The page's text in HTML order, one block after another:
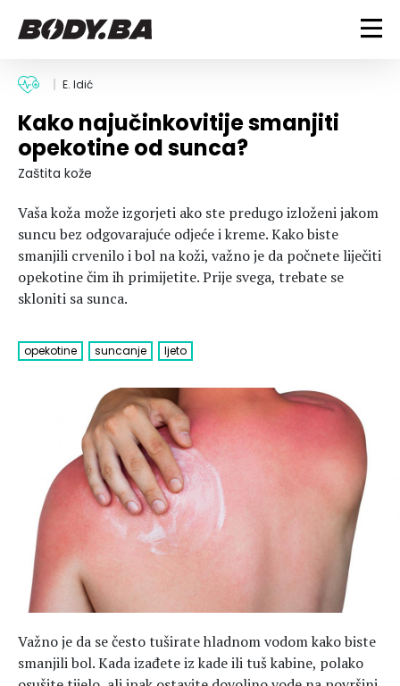
FITNESS
Vježbanje
Mršanje
Discipline
BODYBUILDING
Trening i vježbe
Savjeti
Ostalo
ISHRANA
Dijete
Nutricionizam
Recepti
Suplementi
ZDRAVLJE
Um i tijelo
Povrede i bolesti
Trudnice
LIFESTYLE
Fitness
Zdravlje
Hedonizam
VODA
MAGAZIN
Njega nje
Njega njega
Šminka
Tehnologija
KALORIJE
E. Idić
Kako najučinkovitije smanjiti
opekotine od sunca?
Zaštita kože
Vaša koža može izgorjeti ako ste predugo izloženi jakom
suncu bez odgovarajuće odjeće i kreme. Kako biste
smanjili crvenilo i bol na koži, važno je da počnete liječiti
opekotine čim ih primijetite. Prije svega, trebate se
skloniti sa sunca.
opekotine suncanje ljeto
Važno je da se često tuširate hladnom vodom kako biste
smanjili bol. Kada izađete iz kade ili tuš kabine, polako